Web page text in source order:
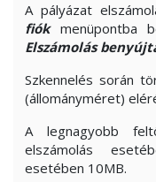
A pályázat
fiókmenüpontba
Elszámolás
Szkennelés során
(állományméret)
A legnagyobb
elszámolás
esetében 10MB.